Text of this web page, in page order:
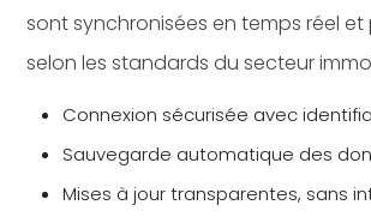
sont synchronisées en temps réel
selon les standards du secteur
Connexion sécurisée avec
Sauvegarde automatique des
Mises à jour transparentes, sans